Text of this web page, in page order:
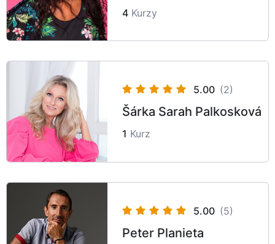
4 Kurzy
5.00 (2)
Šárka Sarah Palkosková
1 Kurz
5.00 (5)
Peter Planieta